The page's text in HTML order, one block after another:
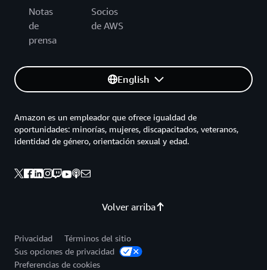
Notas
de
prensa
Socios
de AWS
English
Volver arriba
Amazon es un empleador que ofrece igualdad de
oportunidades: minorías, mujeres, discapacitados, veteranos,
identidad de género, orientación sexual y edad.
Privacidad
Términos del sitio
Sus opciones de privacidad
Preferencias de cookies